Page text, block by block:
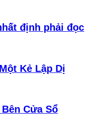
định phải đọc
Kẻ Lập Dị
Cửa Sổ